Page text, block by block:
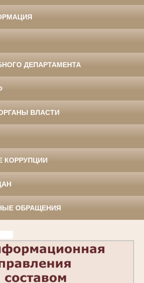
ДЕПАРТАМЕНТА
ВЛАСТИ
КОРРУПЦИИ
ОБРАЩЕНИЯ